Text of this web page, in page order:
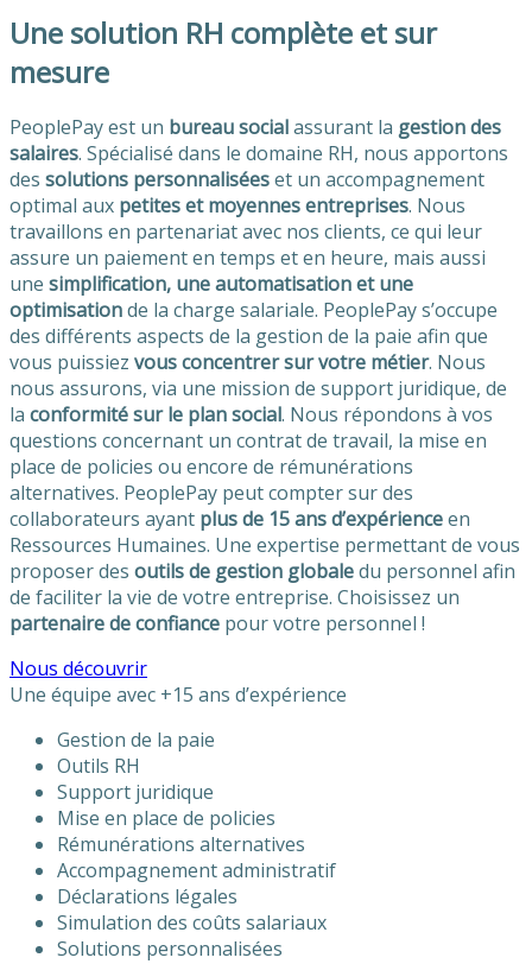
Une solution RH complète et sur
mesure
PeoplePay est un bureau socialassurant la gestion des
salaires. Spécialisé dans le domaine RH, nous apportons
des solutions personnaliséeset un accompagnement
optimal aux petites et moyennes entreprises. Nous
travaillons en partenariat avec nos clients, ce qui leur
assure un paiement en temps et en heure, mais aussi
une simplification, une automatisation et une
optimisationde la charge salariale. PeoplePay s’occupe
des différents aspects de la gestion de la paie afin que
vous puissiez vous concentrer sur votre métier. Nous
nous assurons, via une mission de support juridique, de
la conformité sur le plan social. Nous répondons à vos
questions concernant un contrat de travail, la mise en
place de policies ou encore de rémunérations
alternatives. PeoplePay peut compter sur des
collaborateurs ayant plus de 15 ans d’expérienceen
Ressources Humaines. Une expertise permettant de vous
proposer des outils de gestion globaledu personnel afin
de faciliter la vie de votre entreprise. Choisissez un
partenaire de confiance pour votre personnel !
Nous découvrir
Une équipe avec +15 ans d’expérience
Gestion de la paie
Outils RH
Support juridique
Mise en place de policies
Rémunérations alternatives
Accompagnement administratif
Déclarations légales
Simulation des coûts salariaux
Solutions personnalisées